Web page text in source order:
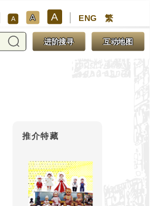
A A A ENG 繁
进阶搜寻 互动地图
推介特藏